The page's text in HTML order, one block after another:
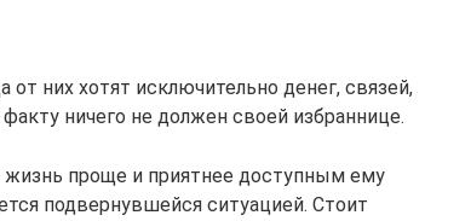
них хотят исключительно денег, связей,
ничего не должен своей избраннице.
жизнь проще и приятнее доступным ему
подвернувшейся ситуацией. Стоит